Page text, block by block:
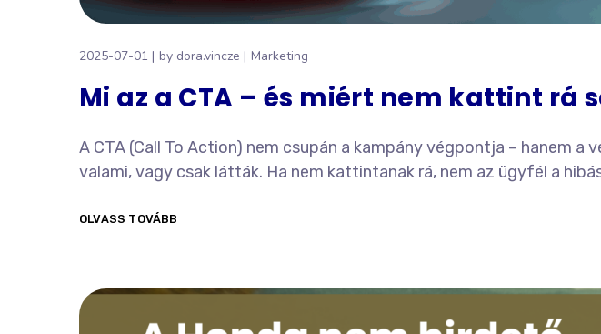
2025-07-01 by dora.vincze Marketing
Mi az a CTA – és miért nem kattint rá
A CTA (Call To Action) nem csupán a kampány végpontja – hanem
valami, vagy csak látták. Ha nem kattintanak rá, nem az ügyfél a
OLVASS TOVÁBB